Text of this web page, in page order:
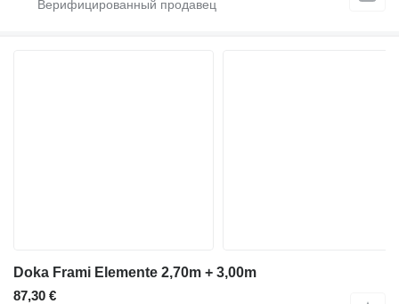
Doka Frami Elemente 2,70m + 3,00m
87,30 €